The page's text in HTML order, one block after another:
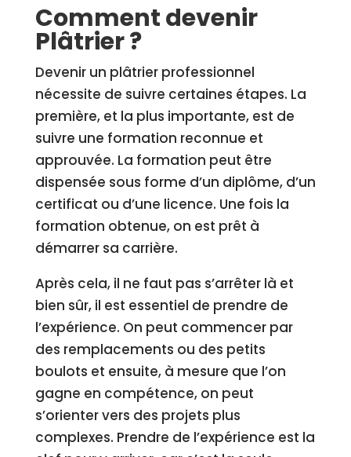
Comment devenir
Plâtrier ?
Devenir un plâtrier professionnel
nécessite de suivre certaines étapes. La
première, et la plus importante, est de
suivre une formation reconnue et
approuvée. La formation peut être
dispensée sous forme d’un diplôme, d’un
certificat ou d’une licence. Une fois la
formation obtenue, on est prêt à
démarrer sa carrière.
Après cela, il ne faut pas s’arrêter là et
bien sûr, il est essentiel de prendre de
l’expérience. On peut commencer par
des remplacements ou des petits
boulots et ensuite, à mesure que l’on
gagne en compétence, on peut
s’orienter vers des projets plus
complexes. Prendre de l’expérience est la